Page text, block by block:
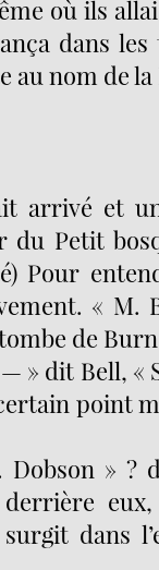
où ils
dans
au nom de la
arrivé et
du Petit
Pour
«
de
» dit Bell, «
point
» ?
dans